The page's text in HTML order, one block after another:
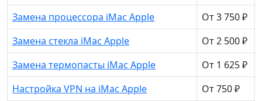
Замена процессора iMac Apple
От 3 750 ₽
Замена стекла iMac Apple
От 2 500 ₽
Замена термопасты iMac Apple
От 1 625 ₽
Настройка VPN на iMac Apple
От 750 ₽